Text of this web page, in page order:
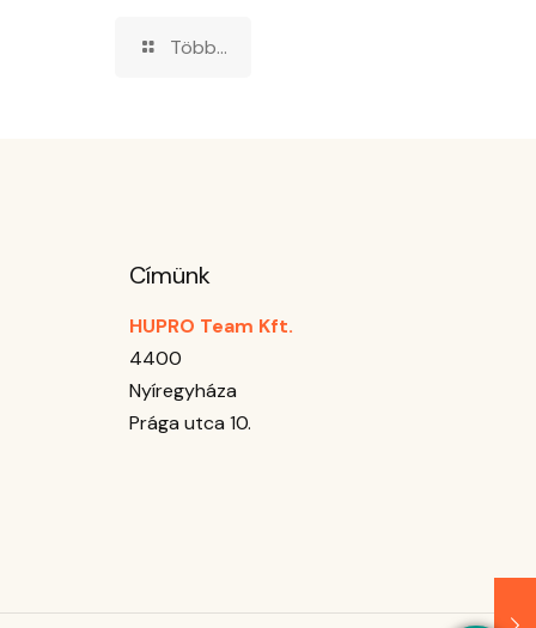
Több...
Címünk
HUPRO Team Kft.
4400
Nyíregyháza
Prága utca 10.